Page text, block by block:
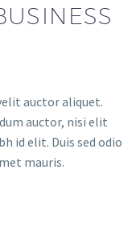
auctor aliquet.
auctor, nisi elit
id elit. Duis sed odio
mauris.